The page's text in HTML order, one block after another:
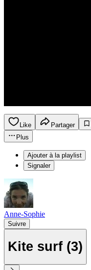
Like Partager
Plus
Ajouter à la playlist
Signaler
Anne-Sophie
Suivre
Kite surf (3)